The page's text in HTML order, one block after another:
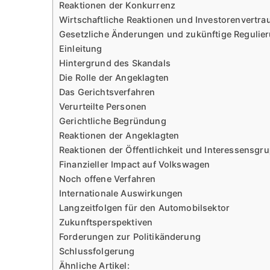
Reaktionen der Konkurrenz
Wirtschaftliche Reaktionen und
Gesetzliche Änderungen und zukünftige
Einleitung
Hintergrund des Skandals
Die Rolle der Angeklagten
Das Gerichtsverfahren
Verurteilte Personen
Gerichtliche Begründung
Reaktionen der Angeklagten
Reaktionen der Öffentlichkeit und
Finanzieller Impact auf Volkswagen
Noch offene Verfahren
Internationale Auswirkungen
Langzeitfolgen für den Automobilsektor
Zukunftsperspektiven
Forderungen zur Politikänderung
Schlussfolgerung
Ähnliche Artikel: